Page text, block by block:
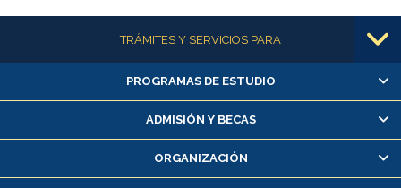
Más informaciónTRÁMITES Y SERVICIOS PARA
Alumnas/os y exalumnas/os
Matrícula en línea
Inscripción y cambio de asignaturas
Consulta y certificado de notas
PROGRAMAS DE ESTUDIO
ADMISIÓN Y BECAS
ORGANIZACIÓN